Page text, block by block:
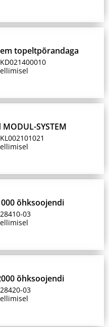
topeltpõrandaga
SYSTEM
õhksoojendi
03
õhksoojendi
03